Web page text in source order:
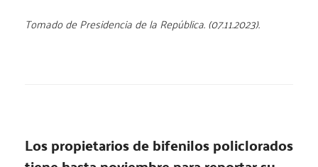
Tomado de Presidencia de la República. (07.11.2023).
Los propietarios de bifenilos policlorados